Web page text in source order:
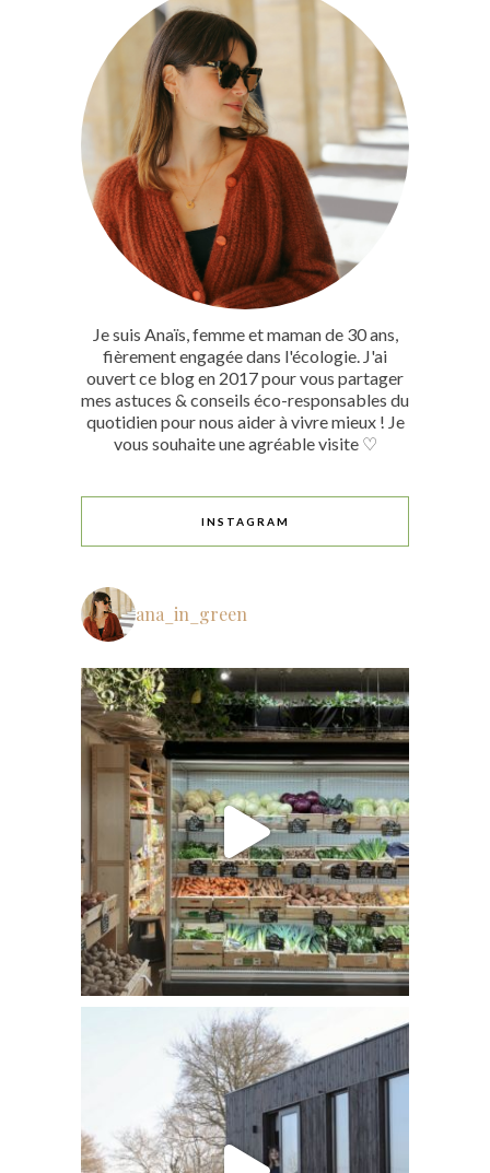
Je suis Anaïs, femme et maman de 30 ans,
fièrement engagée dans l'écologie. J'ai
ouvert ce blog en 2017 pour vous partager
mes astuces & conseils éco-responsables du
quotidien pour nous aider à vivre mieux ! Je
vous souhaite une agréable visite ♡
INSTAGRAM
ana_in_green